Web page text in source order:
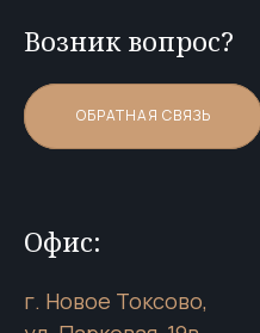
г. Новое Токсово,
Офис:
Возник вопрос?
ОБРАТНАЯ СВЯЗЬ